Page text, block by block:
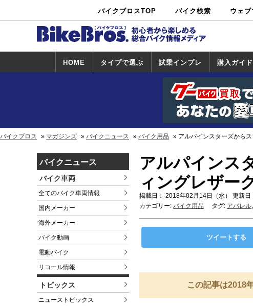
バイクブロスTOP バイク検索
中古バイ
ク・新車検
カタログ検
索
ショップ検
索
ウェ
HOME タイプで選ぶ 試乗インプレ
試乗インプレ
一覧
ホンダ
ヤマハ
スズキ
カワサキ
ハーレー
BMW
トライアンフ
ドゥカティ
購入ガイド
一覧
バイクブロス マガジンズ バイクニュース バイク用品 アルパインスターズから
バイクニュース
バイク車両
全てのバイク車両情報
国内メーカー
海外メーカー
バイク動画
電動バイク
リコール情報
トピックス
ニューストピックス
アルパインス
ィングレザー
掲載日： 2018年02月14日（水） 更新日
カテゴリー: バイク用品 タグ: アパレル,
ツイートする
この記事は2018